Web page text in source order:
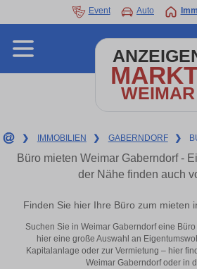
Event Auto
WEIMAR
❯ IMMOBILIEN ❯ GABERNDORF ❯
Büro mieten Weimar Gaberndorf -
der Nähe finden auch
Finden Sie hier Ihre Büro zum mieten
Suchen Sie in Weimar Gaberndorf eine
hier eine große Auswahl an
Kapitalanlage oder zur Vermietung – hier
Weimar Gaberndorf oder in